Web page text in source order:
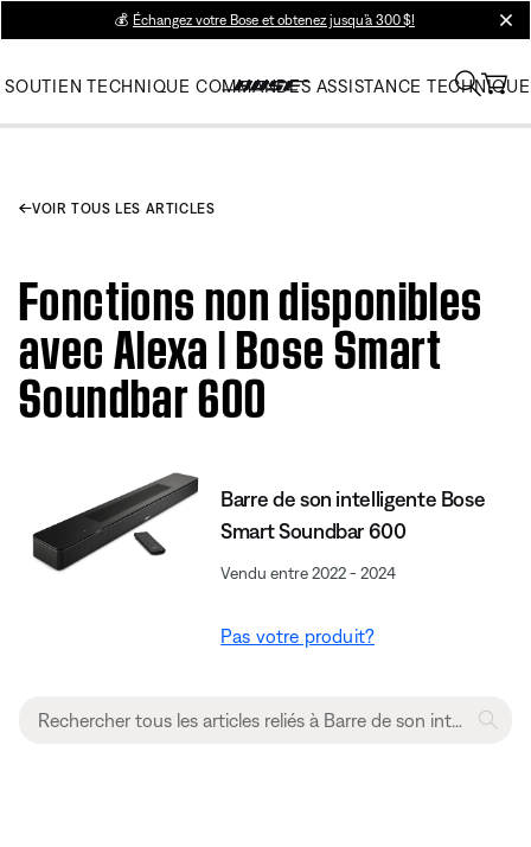
💰 Échangez votre Bose et obtenez jusqu’à 300 $!
SOUTIEN TECHNIQUE COMMANDES ASSISTANCE TECHNIQUE
VOIR TOUS LES ARTICLES
Fonctions non disponibles
avec Alexa | Bose Smart
Soundbar 600
Barre de son intelligente Bose
Smart Soundbar 600
Vendu entre 2022 - 2024
Pas votre produit?